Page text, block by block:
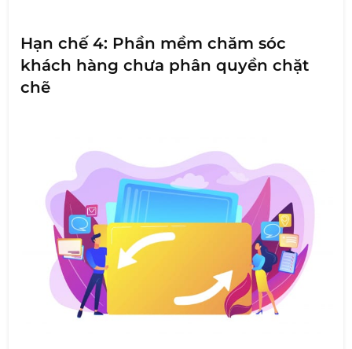
Hạn chế 4: Phần mềm chăm sóc
khách hàng chưa phân quyền chặt
chẽ